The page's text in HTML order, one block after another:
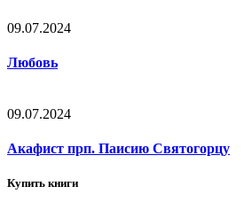
09.07.2024
Любовь
09.07.2024
Акафист прп. Паисию Святогорцу
Купить книги